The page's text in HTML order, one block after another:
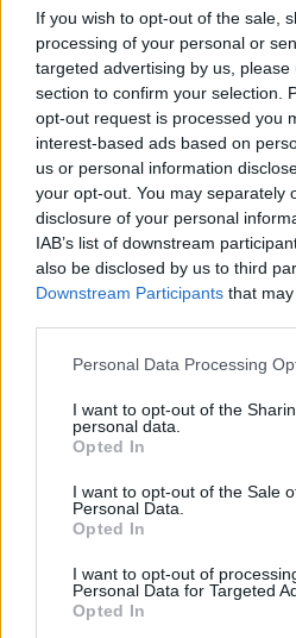
If you wish to opt-out of the sale,
processing of your personal or
targeted advertising by us,
section to confirm your selection.
opt-out request is processed you
interest-based ads based on
us or personal information
your opt-out. You may separately
disclosure of your personal
IAB’s list of downstream
also be disclosed by us to third
Downstream Participants that
Personal Data Processing
I want to opt-out of the
personal data.
Opted In
I want to opt-out of the Sale
Personal Data.
Opted In
I want to opt-out of
Personal Data for Targeted
Opted In
sääntöihin.
✨ Nimikone
KOMMENTTIA